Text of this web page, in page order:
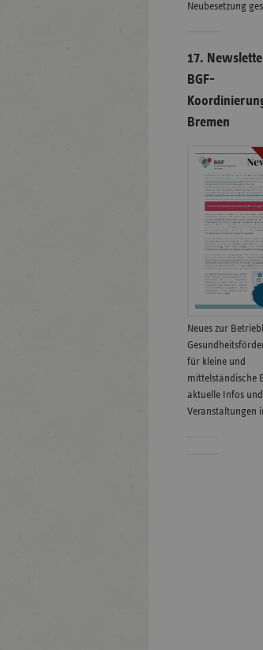
Neubesetzung
17.
BGF-
Bremen
Neues zur
für kleine und
mittelständische
aktuelle Infos und
Veranstaltungen